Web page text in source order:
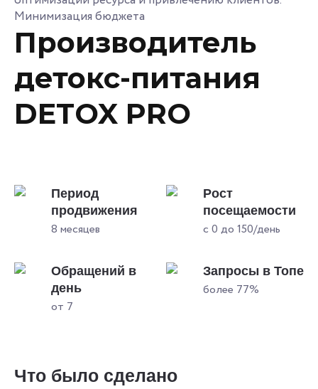
Минимизация бюджета
Производитель
детокс-питания
DETOX PRO
Период
продвижения
8 месяцев
Рост
посещаемости
с 0 до 150/день
Обращений в
день
от 7
Запросы в Топе
более 77%
Что было сделано